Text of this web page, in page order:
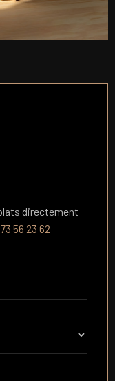
directement
56 23 62